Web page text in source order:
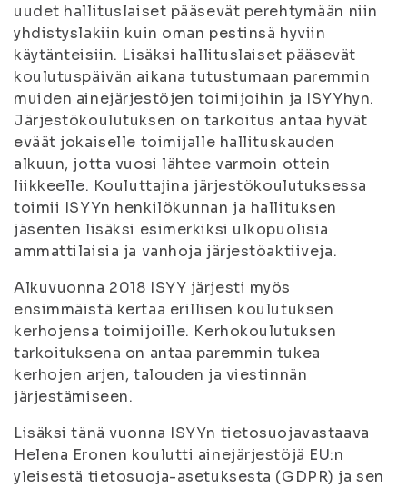
uudet hallituslaiset pääsevät perehtymään niin
yhdistyslakiin kuin oman pestinsä hyviin
käytänteisiin. Lisäksi hallituslaiset pääsevät
koulutuspäivän aikana tutustumaan paremmin
muiden ainejärjestöjen toimijoihin ja ISYYhyn.
Järjestökoulutuksen on tarkoitus antaa hyvät
eväät jokaiselle toimijalle hallituskauden
alkuun, jotta vuosi lähtee varmoin ottein
liikkeelle. Kouluttajina järjestökoulutuksessa
toimii ISYYn henkilökunnan ja hallituksen
jäsenten lisäksi esimerkiksi ulkopuolisia
ammattilaisia ja vanhoja järjestöaktiiveja.
Alkuvuonna 2018 ISYY järjesti myös
ensimmäistä kertaa erillisen koulutuksen
kerhojensa toimijoille. Kerhokoulutuksen
tarkoituksena on antaa paremmin tukea
kerhojen arjen, talouden ja viestinnän
järjestämiseen.
Lisäksi tänä vuonna ISYYn tietosuojavastaava
Helena Eronen koulutti ainejärjestöjä EU:n
yleisestä tietosuoja-asetuksesta (GDPR) ja sen